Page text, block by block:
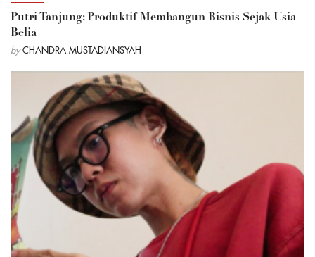
Putri Tanjung: Produktif Membangun Bisnis Sejak Usia
Belia
by CHANDRA MUSTADIANSYAH